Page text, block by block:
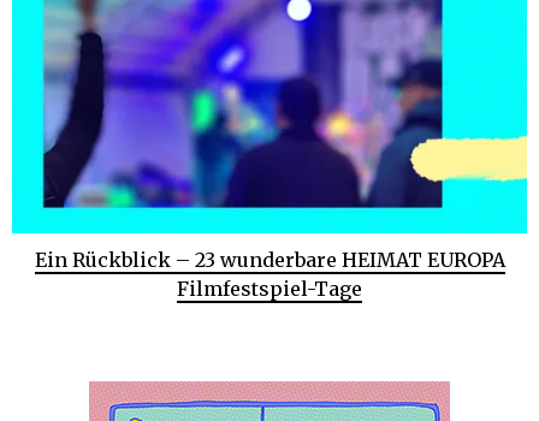
Ein Rückblick – 23 wunderbare HEIMAT EUROPA
Filmfestspiel-Tage